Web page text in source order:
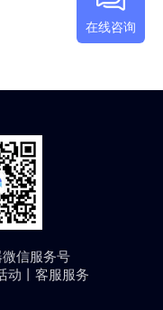
在线咨询
信服务号
动丨客服服务